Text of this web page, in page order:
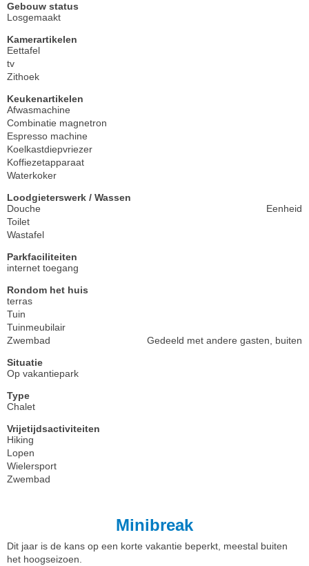
Gebouw status
Losgemaakt
Kamerartikelen
Eettafel
tv
Zithoek
Keukenartikelen
Afwasmachine
Combinatie magnetron
Espresso machine
Koelkastdiepvriezer
Koffiezetapparaat
Waterkoker
Loodgieterswerk / Wassen
Douche
Eenheid
Toilet
Wastafel
Parkfaciliteiten
internet toegang
Rondom het huis
terras
Tuin
Tuinmeubilair
Zwembad
Gedeeld met andere gasten, buiten
Situatie
Op vakantiepark
Type
Chalet
Vrijetijdsactiviteiten
Hiking
Lopen
Wielersport
Zwembad
Minibreak
Dit jaar is de kans op een korte vakantie beperkt, meestal buiten
het hoogseizoen.